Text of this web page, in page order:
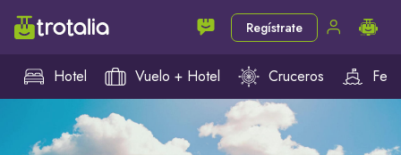
Regístrate
Hotel Vuelo + Hotel Cruceros